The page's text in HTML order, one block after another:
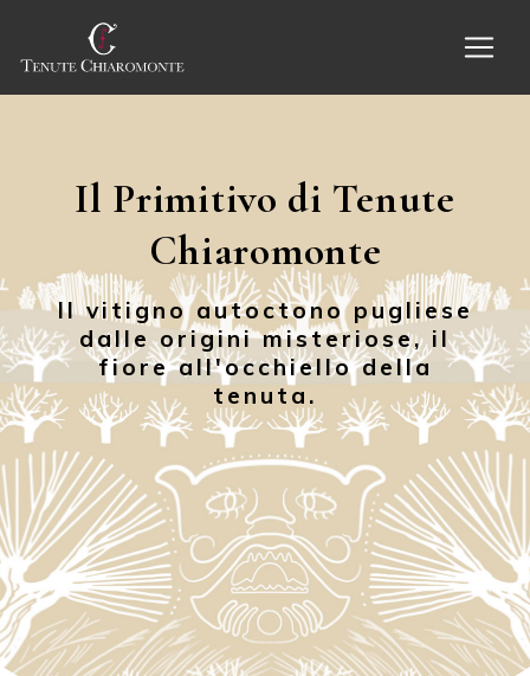
Il Primitivo di Tenute
Chiaromonte
Il vitigno autoctono pugliese
dalle origini misteriose, il
fiore all'occhiello della
tenuta.